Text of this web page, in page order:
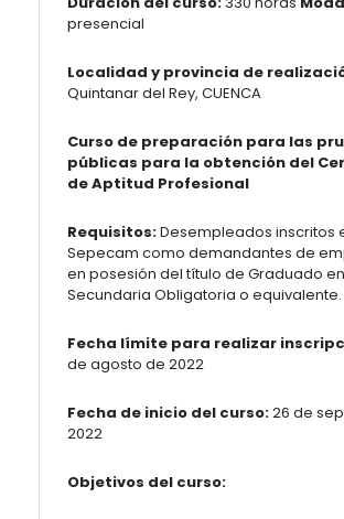
presencial
Localidad y provincia de
Quintanar del Rey, CUENCA
Curso de preparación para las
públicas para la obtención del
de Aptitud Profesional
Requisitos:Desempleados inscritos
Sepecam como demandantes de
en posesión del título de Graduado
Secundaria Obligatoria o equivalente.
Fecha límite para realizar
de agosto de 2022
Fecha de inicio del curso:26 de
2022
Objetivos del curso: